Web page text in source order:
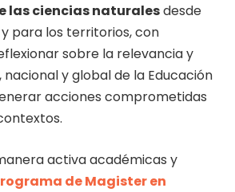
las ciencias naturalesdesde
para los territorios, con
sobre la relevancia y
y global de la Educación
acciones comprometidas
activa académicas y
de Magister en